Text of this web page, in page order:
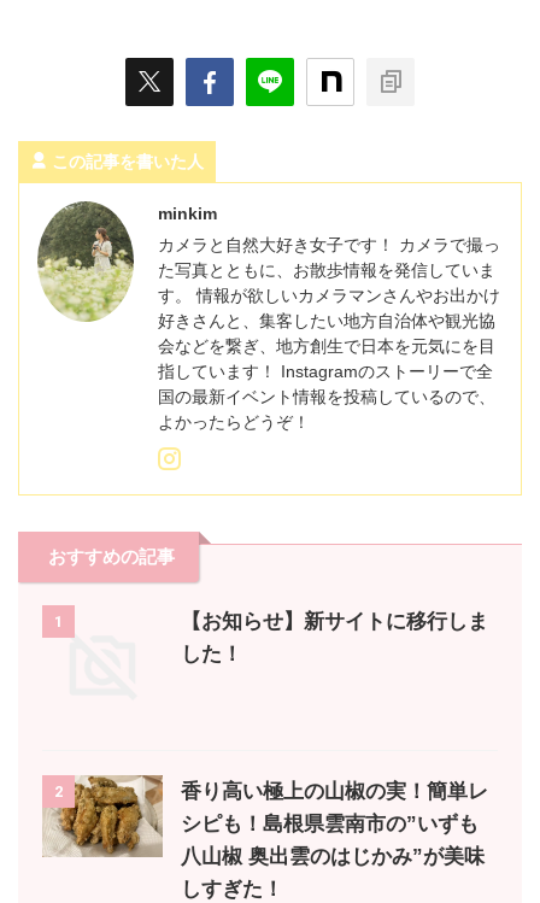
この記事を書いた人
minkim
カメラと自然大好き女子です！ カメラで撮っ
た写真とともに、お散歩情報を発信していま
す。 情報が欲しいカメラマンさんやお出かけ
好きさんと、集客したい地方自治体や観光協
会などを繋ぎ、地方創生で日本を元気にを目
指しています！ Instagramのストーリーで全
国の最新イベント情報を投稿しているので、
よかったらどうぞ！
おすすめの記事
1
【お知らせ】新サイトに移行しま
した！
2
香り高い極上の山椒の実！簡単レ
シピも！島根県雲南市の”いずも
八山椒 奥出雲のはじかみ”が美味
しすぎた！